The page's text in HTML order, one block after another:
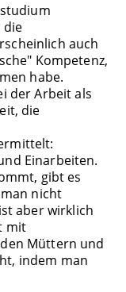
die
auch
Kompetenz,
habe.
der Arbeit als
die
Einarbeiten.
gibt es
nicht
aber wirklich
mit
Müttern und
indem man